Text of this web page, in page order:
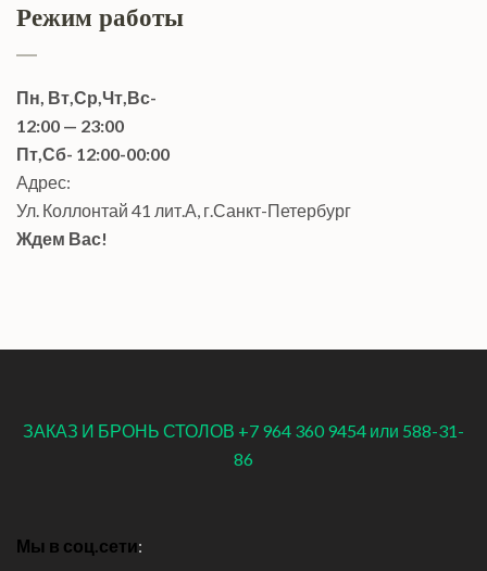
Режим работы
Пн, Вт,Ср,Чт,Вс-
12:00 — 23:00
Пт,Сб- 12:00-00:00
Адрес:
Ул. Коллонтай 41 лит.А, г.Санкт-Петербург
Ждем Вас!
ЗАКАЗ И БРОНЬ СТОЛОВ +7 964 360 9454 или 588-31-
86
Мы в соц.сети: